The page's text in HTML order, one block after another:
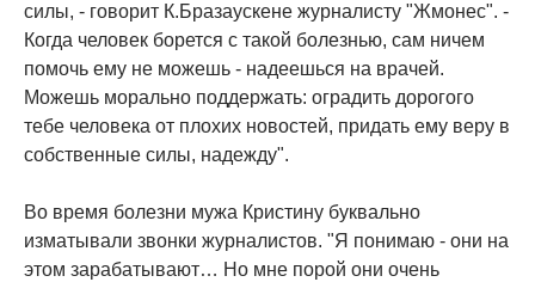
силы, - говорит К.Бразаускене журналисту "Жмонес". -
Когда человек борется с такой болезнью, сам ничем
помочь ему не можешь - надеешься на врачей.
Можешь морально поддержать: оградить дорогого
тебе человека от плохих новостей, придать ему веру в
собственные силы, надежду".
Во время болезни мужа Кристину буквально
изматывали звонки журналистов. "Я понимаю - они на
этом зарабатывают… Но мне порой они очень